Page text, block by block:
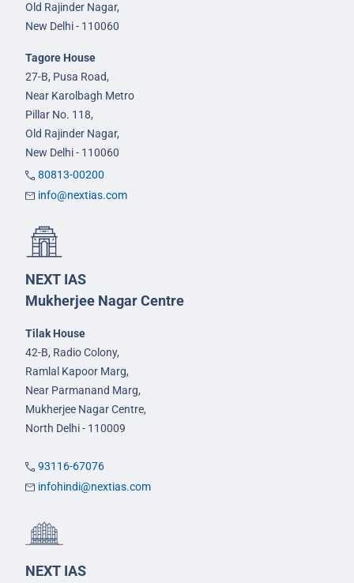
Old Rajinder Nagar,
New Delhi - 110060
Tagore House
27-B, Pusa Road,
Near Karolbagh Metro
Pillar No. 118,
Old Rajinder Nagar,
New Delhi - 110060
80813-00200
info@nextias.com
NEXT IAS
Mukherjee Nagar Centre
Tilak House
42-B, Radio Colony,
Ramlal Kapoor Marg,
Near Parmanand Marg,
Mukherjee Nagar Centre,
North Delhi - 110009
93116-67076
infohindi@nextias.com
NEXT IAS